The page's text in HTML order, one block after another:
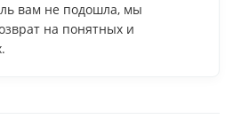
вам не подошла, мы
на понятных и